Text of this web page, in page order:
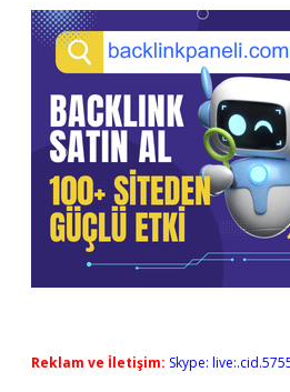
Reklam ve İletişim: Skype: